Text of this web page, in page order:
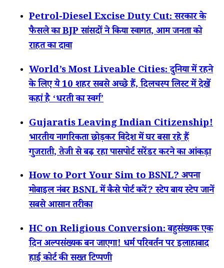
Petrol-Diesel Excise Duty Cut: सरकार के
फैसले का BJP सांसदों ने किया स्वागत, आम जनता को
राहत का दावा
World’s Most Liveable Cities: दुनिया में रहने
के लिए ये 10 शहर सबसे अच्छे हैं, दिलचस्प लिस्ट में देखें
कहां है ‘धरती का स्वर्ग’
Gujaratis Leaving Indian Citizenship!
भारतीय नागरिकता छोड़कर विदेश में घर बसा रहे हैं
गुजराती, तेजी से बढ़ रहा पासपोर्ट सरेंडर करने का आंकड़ा
How to Port Your Sim to BSNL? अपना
मोबाइल नंबर BSNL में कैसे पोर्ट करें? स्टेप बाय स्टेप जानें
सबसे आसान तरीका
HC on Religious Conversion: बहुसंख्यक एक
दिन अल्पसंख्यक बन जाएगा! धर्म परिवर्तन पर इलाहाबाद
हाई कोर्ट की सख्त टिप्पणी